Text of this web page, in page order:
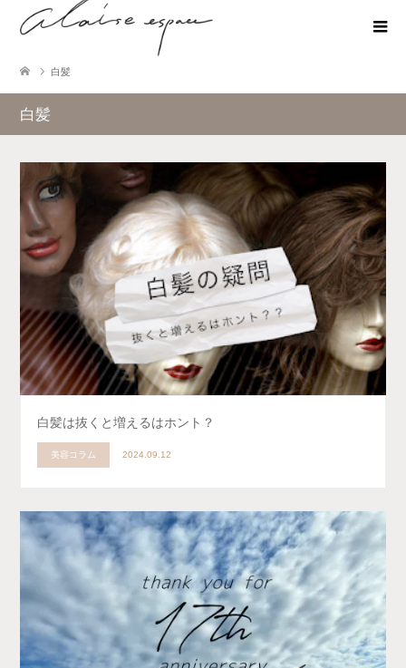
白髪
白髪
白髪は抜くと増えるはホント？
美容コラム 2024.09.12